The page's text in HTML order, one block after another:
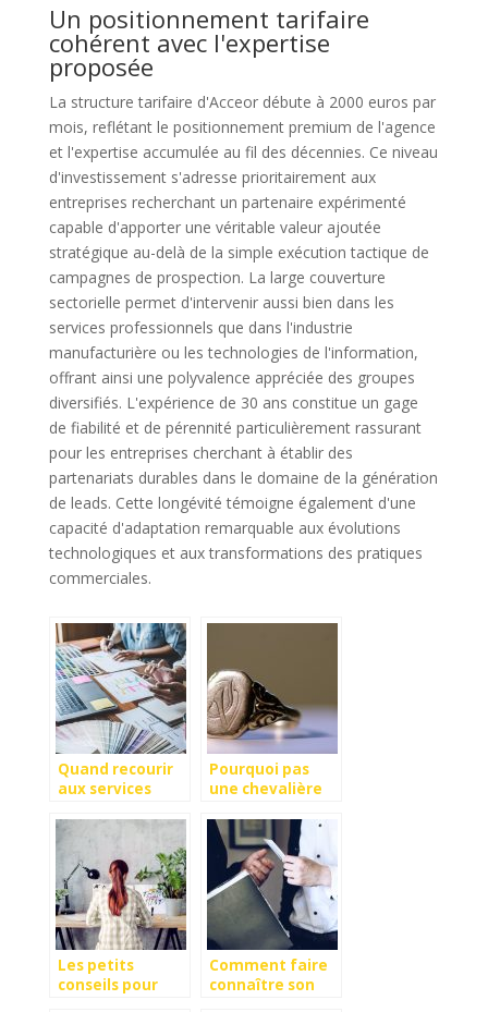
Un positionnement tarifaire
cohérent avec l'expertise
proposée
La structure tarifaire d'Acceor débute à 2000 euros par
mois, reflétant le positionnement premium de l'agence
et l'expertise accumulée au fil des décennies. Ce niveau
d'investissement s'adresse prioritairement aux
entreprises recherchant un partenaire expérimenté
capable d'apporter une véritable valeur ajoutée
stratégique au-delà de la simple exécution tactique de
campagnes de prospection. La large couverture
sectorielle permet d'intervenir aussi bien dans les
services professionnels que dans l'industrie
manufacturière ou les technologies de l'information,
offrant ainsi une polyvalence appréciée des groupes
diversifiés. L'expérience de 30 ans constitue un gage
de fiabilité et de pérennité particulièrement rassurant
pour les entreprises cherchant à établir des
partenariats durables dans le domaine de la génération
de leads. Cette longévité témoigne également d'une
capacité d'adaptation remarquable aux évolutions
technologiques et aux transformations des pratiques
commerciales.
Quand recourir
aux services
web ?
Pourquoi pas
une chevalière
Les petits
conseils pour
Comment faire
connaître son